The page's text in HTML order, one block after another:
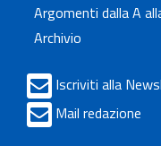
Argomenti dalla A
Archivio
Iscriviti alla
Mail redazione